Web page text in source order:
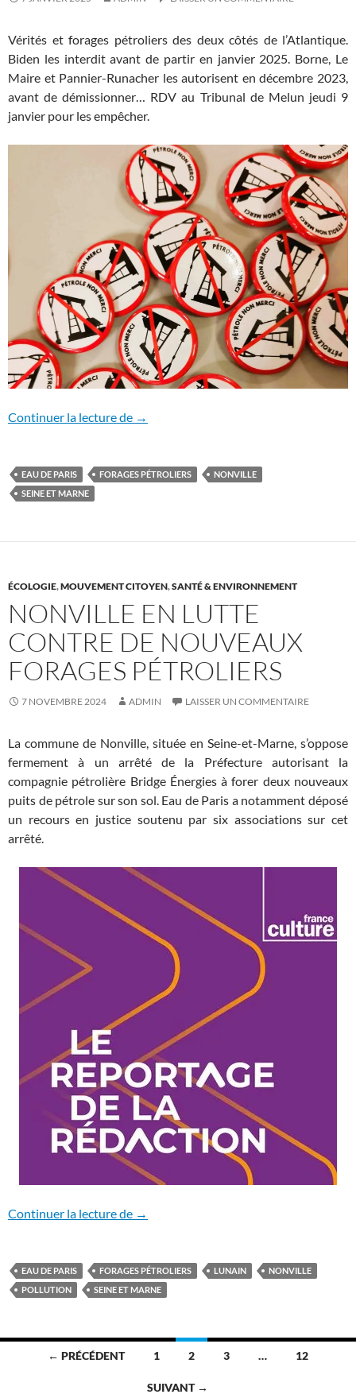
Vérités et forages pétroliers des deux côtés de l’Atlantique.
Biden les interdit avant de partir en janvier 2025. Borne, Le
Maire et Pannier-Runacher les autorisent en décembre 2023,
avant de démissionner… RDV au Tribunal de Melun jeudi 9
janvier pour les empêcher.
Continuer la lecture de Forages pétroliers des deux côtés de
→
EAU DE PARIS FORAGES PÉTROLIERS
NONVILLE
SEINE ET MARNE
ÉCOLOGIE,MOUVEMENT CITOYEN,SANTÉ & ENVIRONNEMENT
NONVILLE EN LUTTE
CONTRE DE NOUVEAUX
FORAGES PÉTROLIERS
7 NOVEMBRE 2024 ADMIN LAISSER UN COMMENTAIRE
La commune de Nonville, située en Seine-et-Marne, s’oppose
fermement à un arrêté de la Préfecture autorisant la
compagnie pétrolière Bridge Énergies à forer deux nouveaux
puits de pétrole sur son sol. Eau de Paris a notamment déposé
un recours en justice soutenu par six associations sur cet
arrêté.
Continuer la lecture de Nonville en lutte contre de nouveaux
→
EAU DE PARIS FORAGES PÉTROLIERS LUNAIN
NONVILLE
POLLUTION
SEINE ET MARNE
Navigation
← PRÉCÉDENT 1 2 3 … 12
SUIVANT →